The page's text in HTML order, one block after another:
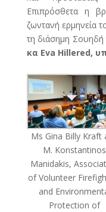
Επιπρόσθετα η
ζωντανή ερμηνεία
τη διάσημη Σουηδή
κα Eva Hillered,
Ms Gina Billy Kraft
M. Konstantinos
Manidakis,
of Volunteer
and
Protection of